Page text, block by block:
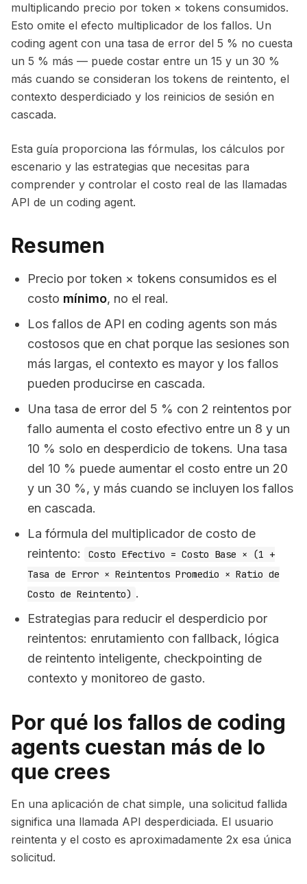
multiplicando precio por token × tokens consumidos.
Esto omite el efecto multiplicador de los fallos. Un
coding agent con una tasa de error del 5 % no cuesta
un 5 % más — puede costar entre un 15 y un 30 %
más cuando se consideran los tokens de reintento, el
contexto desperdiciado y los reinicios de sesión en
cascada.
Esta guía proporciona las fórmulas, los cálculos por
escenario y las estrategias que necesitas para
comprender y controlar el costo real de las llamadas
API de un coding agent.
Resumen
Precio por token × tokens consumidos es el
costo mínimo, no el real.
Los fallos de API en coding agents son más
costosos que en chat porque las sesiones son
más largas, el contexto es mayor y los fallos
pueden producirse en cascada.
Una tasa de error del 5 % con 2 reintentos por
fallo aumenta el costo efectivo entre un 8 y un
10 % solo en desperdicio de tokens. Una tasa
del 10 % puede aumentar el costo entre un 20
y un 30 %, y más cuando se incluyen los fallos
en cascada.
La fórmula del multiplicador de costo de
reintento:
Costo Efectivo = Costo Base × (1 +
Tasa de Error × Reintentos Promedio × Ratio de
Costo de Reintento) .
Estrategias para reducir el desperdicio por
reintentos: enrutamiento con fallback, lógica
de reintento inteligente, checkpointing de
contexto y monitoreo de gasto.
Por qué los fallos de coding
agents cuestan más de lo
que crees
En una aplicación de chat simple, una solicitud fallida
significa una llamada API desperdiciada. El usuario
reintenta y el costo es aproximadamente 2x esa única
solicitud.